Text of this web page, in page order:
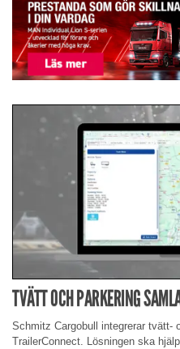
TVÄTT OCH PARKERING
Schmitz Cargobull integrerar tvätt-
TrailerConnect. Lösningen ska